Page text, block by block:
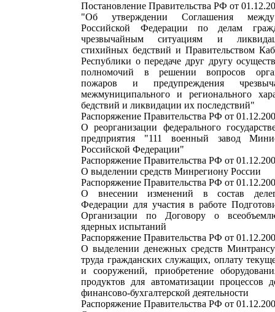
Постановление Правительства РФ от
"Об утверждении Соглашения между
Российской Федерации по делам
чрезвычайным ситуациям и
стихийных бедствий и Правительством
Республики о передаче друг другу
полномочий в решении вопросов
пожаров и предупреждения
межмуниципального и регионального
бедствий и ликвидации их последствий"
Распоряжение Правительства РФ от
О реорганизации федерального
предприятия "111 военный завод
Российской Федерации"
Распоряжение Правительства РФ от
О выделении средств Минрегиону России
Распоряжение Правительства РФ от
О внесении изменений в состав
Федерации для участия в работе
Организации по Договору о
ядерных испытаний
Распоряжение Правительства РФ от
О выделении денежных средств
труда гражданских служащих, оплату
и сооружений, приобретение
продуктов для автоматизации процессов
финансово-бухгалтерской деятельности
Распоряжение Правительства РФ от